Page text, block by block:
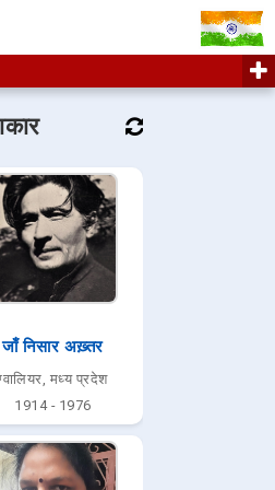
जाँ निसार अख़्तर
मध्य प्रदेश
1914 - 1976